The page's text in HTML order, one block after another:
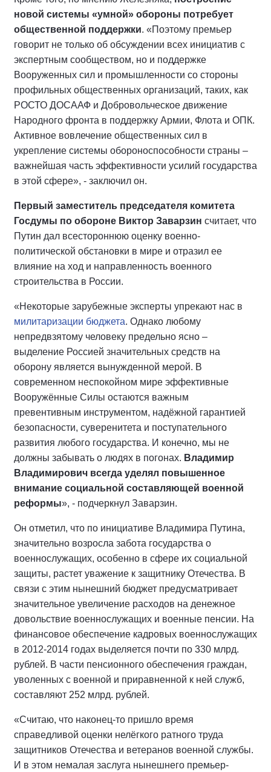
новой системы «умной» обороны потребует
общественной поддержки. «Поэтому премьер
говорит не только об обсуждении всех инициатив с
экспертным сообществом, но и поддержке
Вооруженных сил и промышленности со стороны
профильных общественных организаций, таких, как
РОСТО ДОСААФ и Добровольческое движение
Народного фронта в поддержку Армии, Флота и ОПК.
Активное вовлечение общественных сил в
укрепление системы обороноспособности страны –
важнейшая часть эффективности усилий государства
в этой сфере», - заключил он.
Первый заместитель председателя комитета
Госдумы по обороне Виктор Заварзин считает, что
Путин дал всестороннюю оценку военно-
политической обстановки в мире и отразил ее
влияние на ход и направленность военного
строительства в России.
«Некоторые зарубежные эксперты упрекают нас в
милитаризации бюджета. Однако любому
непредвзятому человеку предельно ясно –
выделение Россией значительных средств на
оборону является вынужденной мерой. В
современном неспокойном мире эффективные
Вооружённые Силы остаются важным
превентивным инструментом, надёжной гарантией
безопасности, суверенитета и поступательного
развития любого государства. И конечно, мы не
должны забывать о людях в погонах. Владимир
Владимирович всегда уделял повышенное
внимание социальной составляющей военной
реформы», - подчеркнул Заварзин.
Он отметил, что по инициативе Владимира Путина,
значительно возросла забота государства о
военнослужащих, особенно в сфере их социальной
защиты, растет уважение к защитнику Отечества. В
связи с этим нынешний бюджет предусматривает
значительное увеличение расходов на денежное
довольствие военнослужащих и военные пенсии. На
финансовое обеспечение кадровых военнослужащих
в 2012-2014 годах выделяется почти по 330 млрд.
рублей. В части пенсионного обеспечения граждан,
уволенных с военной и приравненной к ней служб,
составляют 252 млрд. рублей.
«Считаю, что наконец-то пришло время
справедливой оценки нелёгкого ратного труда
защитников Отечества и ветеранов военной службы.
И в этом немалая заслуга нынешнего премьер-